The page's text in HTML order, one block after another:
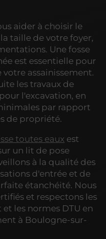
aider à choisir le
taille de votre foyer,
Une fosse
est essentielle pour
assainissement.
les travaux de
l'excavation, en
par rapport
de propriété.
toutes eaux est
un lit de pose
à la qualité des
d'entrée et de
étanchéité. Nous
et respectons les
les normes DTU en
à Boulogne-sur-